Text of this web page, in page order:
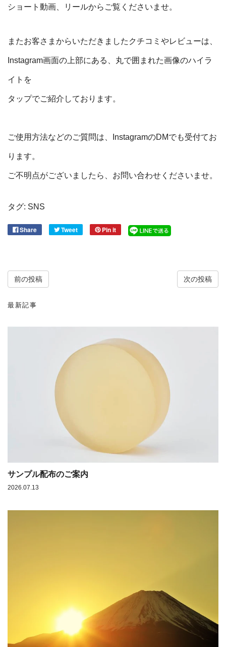
ショート動画、リールからご覧くださいませ。
またお客さまからいただきましたクチコミやレビューは、
Instagram画面の上部にある、丸で囲まれた画像のハイラ
イトを
タップでご紹介しております。
ご使用方法などのご質問は、InstagramのDMでも受付てお
ります。
ご不明点がございましたら、お問い合わせくださいませ。
タグ: SNS
Share Tweet Pin it
前の投稿 次の投稿
最新記事
サンプル配布のご案内
2026.07.13